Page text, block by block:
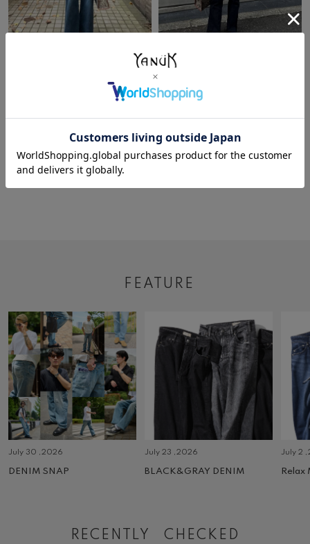
2025/09/23
FEATURE
July 30 ,2026
DENIM SNAP
July 23 ,2026
BLACK&GRAY DENIM
July 2
Relax
RECENTLY CHECKED